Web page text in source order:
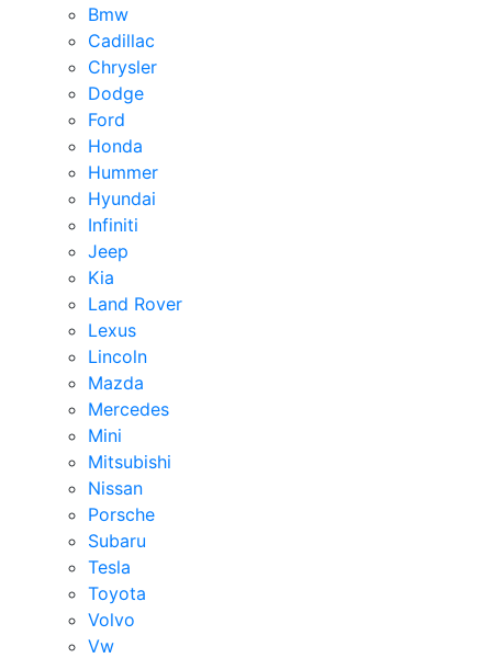
Bmw
Cadillac
Chrysler
Dodge
Ford
Honda
Hummer
Hyundai
Infiniti
Jeep
Kia
Land Rover
Lexus
Lincoln
Mazda
Mercedes
Mini
Mitsubishi
Nissan
Porsche
Subaru
Tesla
Toyota
Volvo
Vw